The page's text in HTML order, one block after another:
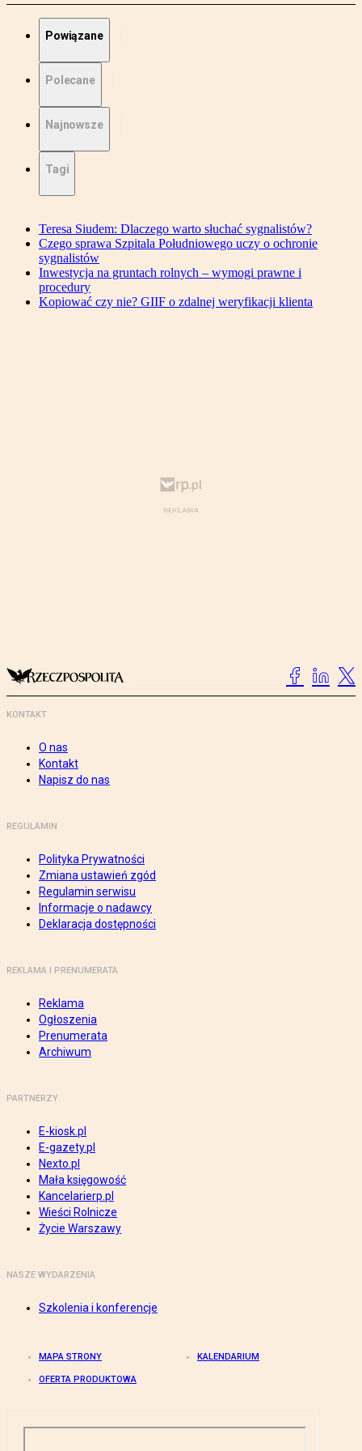
Powiązane
Polecane
Najnowsze
Tagi
Teresa Siudem: Dlaczego warto słuchać sygnalistów?
Czego sprawa Szpitala Południowego uczy o ochronie
sygnalistów
Inwestycja na gruntach rolnych – wymogi prawne i
procedury
Kopiować czy nie? GIIF o zdalnej weryfikacji klienta
KONTAKT
O nas
Kontakt
Napisz do nas
REGULAMIN
Polityka Prywatności
Zmiana ustawień zgód
Regulamin serwisu
Informacje o nadawcy
Deklaracja dostępności
REKLAMA I PRENUMERATA
Reklama
Ogłoszenia
Prenumerata
Archiwum
PARTNERZY
E-kiosk.pl
E-gazety.pl
Nexto.pl
Mała księgowość
Kancelarierp.pl
Wieści Rolnicze
Życie Warszawy
NASZE WYDARZENIA
Szkolenia i konferencje
MAPA STRONY KALENDARIUM
OFERTA PRODUKTOWA